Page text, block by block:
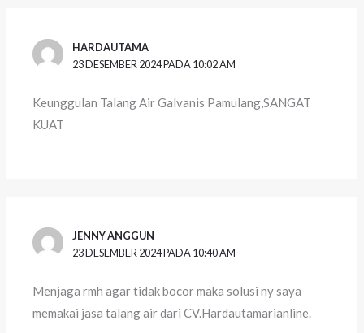
HARDAUTAMA
23 DESEMBER 2024 PADA 10:02 AM
Keunggulan Talang Air Galvanis Pamulang,SANGAT
KUAT
JENNY ANGGUN
23 DESEMBER 2024 PADA 10:40 AM
Menjaga rmh agar tidak bocor maka solusi ny saya
memakai jasa talang air dari CV.Hardautamarianline.